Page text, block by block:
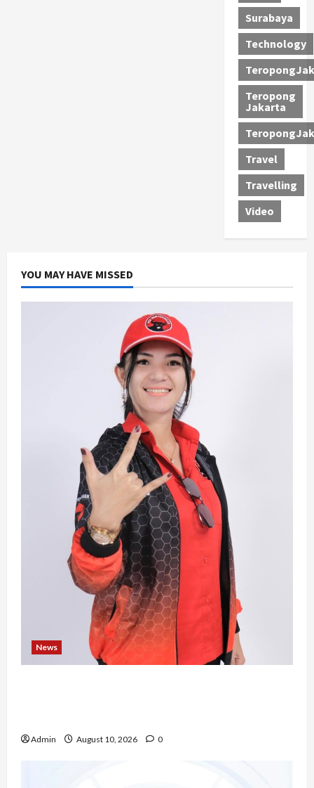
Surabaya
Technology
Teropong
Jakarta
Travel
Travelling
Video
YOU MAY HAVE MISSED
News
Admin August 10, 2026 0